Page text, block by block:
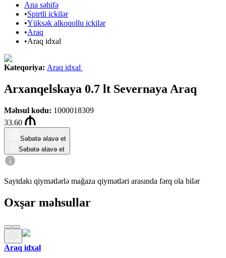
Ana səhifə
•Spirtli içkilər
•Yüksək alkoqollu içkilər
•Araq
•Araq idxal
Kateqoriya: Araq idxal
Arxanqelskaya 0.7 lt Severnaya Araq
Məhsul kodu: 1000018309
33.60
Səbətə əlavə et
Səbətə əlavə et
Saytdakı qiymətlərlə mağaza qiymətləri arasında fərq ola bilər
Oxşar məhsullar
Araq idxal